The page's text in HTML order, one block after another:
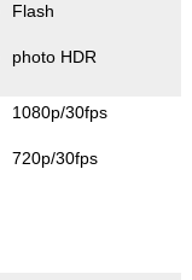
Flash
photo HDR
1080p/30fps
720p/30fps